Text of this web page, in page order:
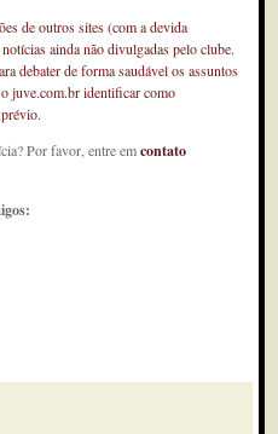
de outros sites (com a devida
ainda não divulgadas pelo clube.
debater de forma saudável os assuntos
juve.com.br identificar como
Por favor, entre emcontato